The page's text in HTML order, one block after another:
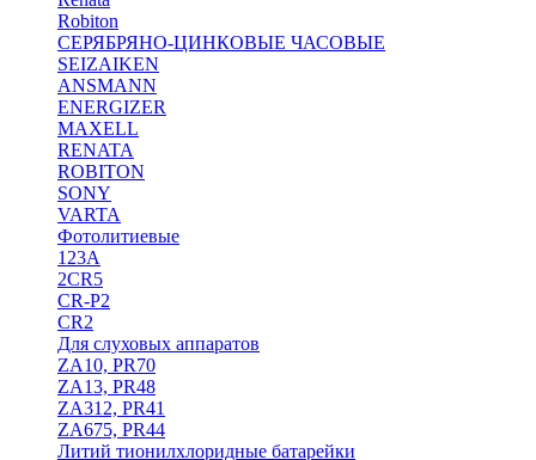
Robiton
СЕРЯБРЯНО-ЦИНКОВЫЕ ЧАСОВЫЕ
SEIZAIKEN
ANSMANN
ENERGIZER
MAXELL
RENATA
ROBITON
SONY
VARTA
Фотолитиевые
123A
2CR5
CR-P2
CR2
Для слуховых аппаратов
ZA10, PR70
ZA13, PR48
ZA312, PR41
ZA675, PR44
Литий тионилхлоридные батарейки